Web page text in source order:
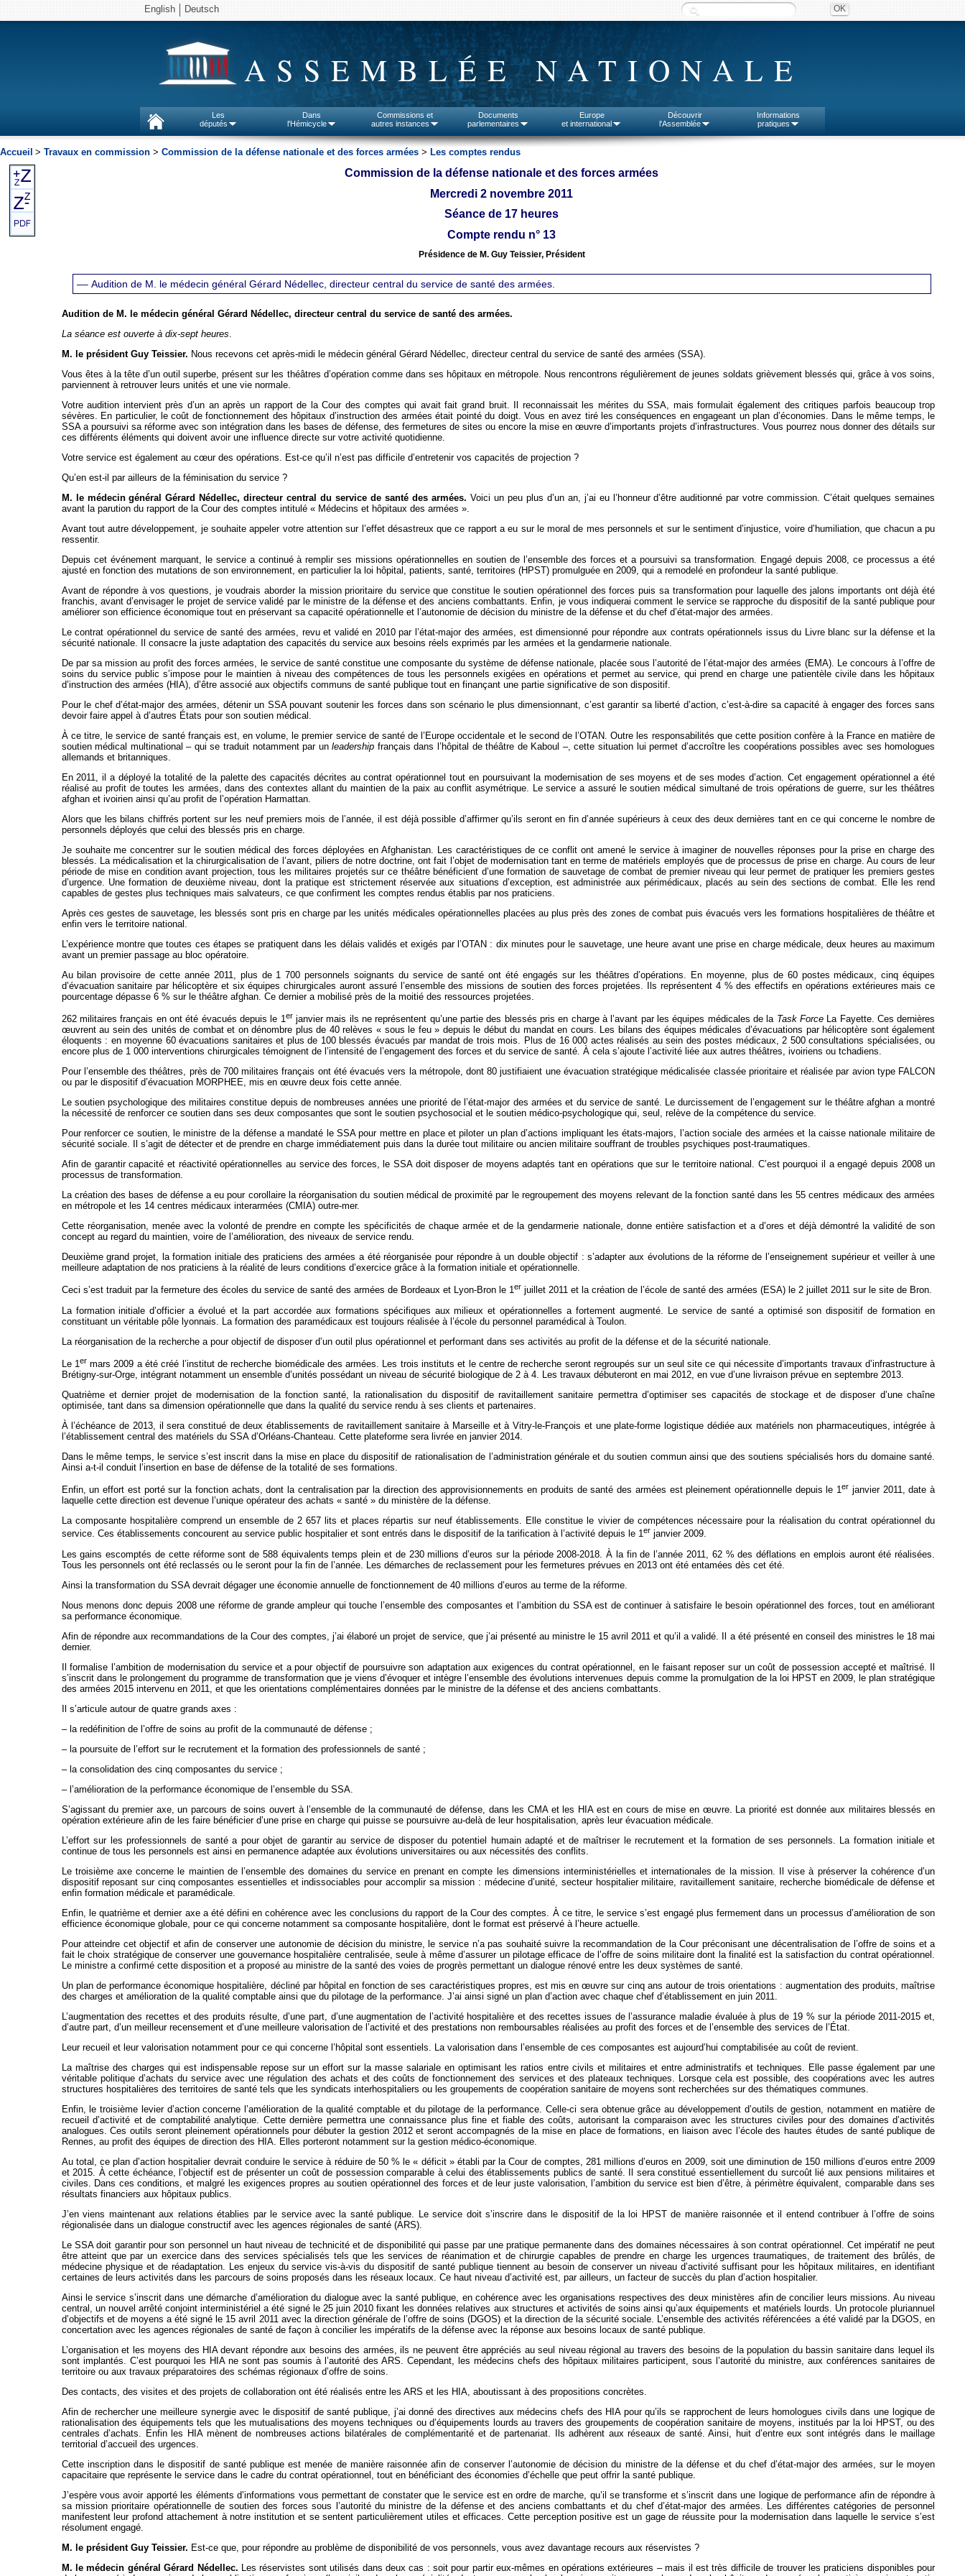
English Deutsch
ASSEMBLÉE NATIONALE
Les
députés
Dans
l'Hémicycle
Commissions et
autres instances
Documents
parlementaires
Europe
et international
Découvrir
l'Assemblée
Informations
pratiques
Accueil > Travaux en commission > Commission de la défense nationale et des forces armées > Les comptes rendus
Commission de la défense nationale et des forces armées
Mercredi 2 novembre 2011
Séance de 17 heures
Compte rendu n° 13
Présidence de M. Guy Teissier, Président
–– Audition de M. le médecin général Gérard Nédellec, directeur central du service de santé des armées.
Audition de M. le médecin général Gérard Nédellec, directeur central du service de santé des armées.
La séance est ouverte à dix-sept heures
M. le président Guy Teissier. Nous recevons cet après-midi le médecin général Gérard Nédellec, directeur central du service de santé des armées (SSA).
Vous êtes à la tête d’un outil superbe, présent sur les théâtres d’opération comme dans ses hôpitaux en métropole. Nous rencontrons régulièrement de jeunes soldats grièvement blessés qui, grâce à vos soins,
parviennent à retrouver leurs unités et une vie normale.
Votre audition intervient près d’un an après un rapport de la Cour des comptes qui avait fait grand bruit. Il reconnaissait les mérites du SSA, mais formulait également des critiques parfois beaucoup trop
sévères. En particulier, le coût de fonctionnement des hôpitaux d’instruction des armées était pointé du doigt. Vous en avez tiré les conséquences en engageant un plan d’économies. Dans le même temps, le
SSA a poursuivi sa réforme avec son intégration dans les bases de défense, des fermetures de sites ou encore la mise en œuvre d’importants projets d’infrastructures. Vous pourrez nous donner des détails sur
ces différents éléments qui doivent avoir une influence directe sur votre activité quotidienne.
Votre service est également au cœur des opérations. Est-ce qu’il n’est pas difficile d’entretenir vos capacités de projection ?
Qu’en est-il par ailleurs de la féminisation du service ?
M. le médecin général Gérard Nédellec, directeur central du service de santé des armées. Voici un peu plus d’un an, j’ai eu l’honneur d’être auditionné par votre commission. C’était quelques semaines
avant la parution du rapport de la Cour des comptes intitulé « Médecins et hôpitaux des armées ».
Avant tout autre développement, je souhaite appeler votre attention sur l’effet désastreux que ce rapport a eu sur le moral de mes personnels et sur le sentiment d’injustice, voire d’humiliation, que chacun a pu
ressentir.
Depuis cet événement marquant, le service a continué à remplir ses missions opérationnelles en soutien de l’ensemble des forces et a poursuivi sa transformation. Engagé depuis 2008, ce processus a été
ajusté en fonction des mutations de son environnement, en particulier la loi hôpital, patients, santé, territoires (HPST) promulguée en 2009, qui a remodelé en profondeur la santé publique.
Avant de répondre à vos questions, je voudrais aborder la mission prioritaire du service que constitue le soutien opérationnel des forces puis sa transformation pour laquelle des jalons importants ont déjà été
franchis, avant d’envisager le projet de service validé par le ministre de la défense et des anciens combattants. Enfin, je vous indiquerai comment le service se rapproche du dispositif de la santé publique pour
améliorer son efficience économique tout en préservant sa capacité opérationnelle et l’autonomie de décision du ministre de la défense et du chef d’état-major des armées.
Le contrat opérationnel du service de santé des armées, revu et validé en 2010 par l’état-major des armées, est dimensionné pour répondre aux contrats opérationnels issus du Livre blanc sur la défense et la
sécurité nationale. Il consacre la juste adaptation des capacités du service aux besoins réels exprimés par les armées et la gendarmerie nationale.
De par sa mission au profit des forces armées, le service de santé constitue une composante du système de défense nationale, placée sous l’autorité de l’état-major des armées (EMA). Le concours à l’offre de
soins du service public s’impose pour le maintien à niveau des compétences de tous les personnels exigées en opérations et permet au service, qui prend en charge une patientèle civile dans les hôpitaux
d’instruction des armées (HIA), d’être associé aux objectifs communs de santé publique tout en finançant une partie significative de son dispositif.
Pour le chef d’état-major des armées, détenir un SSA pouvant soutenir les forces dans son scénario le plus dimensionnant, c’est garantir sa liberté d’action, c’est-à-dire sa capacité à engager des forces sans
devoir faire appel à d’autres États pour son soutien médical.
À ce titre, le service de santé français est, en volume, le premier service de santé de l’Europe occidentale et le second de l’OTAN. Outre les responsabilités que cette position confère à la France en matière de
soutien médical multinational – qui se traduit notamment par unleadership français dans l’hôpital de théâtre de Kaboul –, cette situation lui permet d’accroître les coopérations possibles avec ses homologues
allemands et britanniques.
En 2011, il a déployé la totalité de la palette des capacités décrites au contrat opérationnel tout en poursuivant la modernisation de ses moyens et de ses modes d’action. Cet engagement opérationnel a été
réalisé au profit de toutes les armées, dans des contextes allant du maintien de la paix au conflit asymétrique. Le service a assuré le soutien médical simultané de trois opérations de guerre, sur les théâtres
afghan et ivoirien ainsi qu’au profit de l’opération Harmattan.
Alors que les bilans chiffrés portent sur les neuf premiers mois de l’année, il est déjà possible d’affirmer qu’ils seront en fin d’année supérieurs à ceux des deux dernières tant en ce qui concerne le nombre de
personnels déployés que celui des blessés pris en charge.
Je souhaite me concentrer sur le soutien médical des forces déployées en Afghanistan. Les caractéristiques de ce conflit ont amené le service à imaginer de nouvelles réponses pour la prise en charge des
blessés. La médicalisation et la chirurgicalisation de l’avant, piliers de notre doctrine, ont fait l’objet de modernisation tant en terme de matériels employés que de processus de prise en charge. Au cours de leur
période de mise en condition avant projection, tous les militaires projetés sur ce théâtre bénéficient d’une formation de sauvetage de combat de premier niveau qui leur permet de pratiquer les premiers gestes
d’urgence. Une formation de deuxième niveau, dont la pratique est strictement réservée aux situations d’exception, est administrée aux périmédicaux, placés au sein des sections de combat. Elle les rend
capables de gestes plus techniques mais salvateurs, ce que confirment les comptes rendus établis par nos praticiens.
Après ces gestes de sauvetage, les blessés sont pris en charge par les unités médicales opérationnelles placées au plus près des zones de combat puis évacués vers les formations hospitalières de théâtre et
enfin vers le territoire national.
L’expérience montre que toutes ces étapes se pratiquent dans les délais validés et exigés par l’OTAN : dix minutes pour le sauvetage, une heure avant une prise en charge médicale, deux heures au maximum
avant un premier passage au bloc opératoire.
Au bilan provisoire de cette année 2011, plus de 1 700 personnels soignants du service de santé ont été engagés sur les théâtres d’opérations. En moyenne, plus de 60 postes médicaux, cinq équipes
d’évacuation sanitaire par hélicoptère et six équipes chirurgicales auront assuré l’ensemble des missions de soutien des forces projetées. Ils représentent 4 % des effectifs en opérations extérieures mais ce
pourcentage dépasse 6 % sur le théâtre afghan. Ce dernier a mobilisé près de la moitié des ressources projetées.
262 militaires français en ont été évacués depuis le 1er janvier mais ils ne représentent qu’une partie des blessés pris en charge à l’avant par les équipes médicales de la Task ForceLa Fayette. Ces dernières
œuvrent au sein des unités de combat et on dénombre plus de 40 relèves « sous le feu » depuis le début du mandat en cours. Les bilans des équipes médicales d’évacuations par hélicoptère sont également
éloquents : en moyenne 60 évacuations sanitaires et plus de 100 blessés évacués par mandat de trois mois. Plus de 16 000 actes réalisés au sein des postes médicaux, 2 500 consultations spécialisées, ou
encore plus de 1 000 interventions chirurgicales témoignent de l’intensité de l’engagement des forces et du service de santé. À cela s’ajoute l’activité liée aux autres théâtres, ivoiriens ou tchadiens.
Pour l’ensemble des théâtres, près de 700 militaires français ont été évacués vers la métropole, dont 80 justifiaient une évacuation stratégique médicalisée classée prioritaire et réalisée par avion type FALCON
ou par le dispositif d’évacuation MORPHEE, mis en œuvre deux fois cette année.
Le soutien psychologique des militaires constitue depuis de nombreuses années une priorité de l’état-major des armées et du service de santé. Le durcissement de l’engagement sur le théâtre afghan a montré
la nécessité de renforcer ce soutien dans ses deux composantes que sont le soutien psychosocial et le soutien médico-psychologique qui, seul, relève de la compétence du service.
Pour renforcer ce soutien, le ministre de la défense a mandaté le SSA pour mettre en place et piloter un plan d’actions impliquant les états-majors, l’action sociale des armées et la caisse nationale militaire de
sécurité sociale. Il s’agit de détecter et de prendre en charge immédiatement puis dans la durée tout militaire ou ancien militaire souffrant de troubles psychiques post-traumatiques.
Afin de garantir capacité et réactivité opérationnelles au service des forces, le SSA doit disposer de moyens adaptés tant en opérations que sur le territoire national. C’est pourquoi il a engagé depuis 2008 un
processus de transformation.
La création des bases de défense a eu pour corollaire la réorganisation du soutien médical de proximité par le regroupement des moyens relevant de la fonction santé dans les 55 centres médicaux des armées
en métropole et les 14 centres médicaux interarmées (CMIA) outre-mer.
Cette réorganisation, menée avec la volonté de prendre en compte les spécificités de chaque armée et de la gendarmerie nationale, donne entière satisfaction et a d’ores et déjà démontré la validité de son
concept au regard du maintien, voire de l’amélioration, des niveaux de service rendu.
Deuxième grand projet, la formation initiale des praticiens des armées a été réorganisée pour répondre à un double objectif : s’adapter aux évolutions de la réforme de l’enseignement supérieur et veiller à une
meilleure adaptation de nos praticiens à la réalité de leurs conditions d’exercice grâce à la formation initiale et opérationnelle.
Ceci s’est traduit par la fermeture des écoles du service de santé des armées de Bordeaux et Lyon-Bron le 1er juillet 2011 et la création de l’école de santé des armées (ESA) le 2 juillet 2011 sur le site de Bron.
La formation initiale d’officier a évolué et la part accordée aux formations spécifiques aux milieux et opérationnelles a fortement augmenté. Le service de santé a optimisé son dispositif de formation en
constituant un véritable pôle lyonnais. La formation des paramédicaux est toujours réalisée à l’école du personnel paramédical à Toulon.
La réorganisation de la recherche a pour objectif de disposer d’un outil plus opérationnel et performant dans ses activités au profit de la défense et de la sécurité nationale.
Le 1 er mars 2009 a été créé l’institut de recherche biomédicale des armées. Les trois instituts et le centre de recherche seront regroupés sur un seul site ce qui nécessite d’importants travaux d’infrastructure à
Brétigny-sur-Orge, intégrant notamment un ensemble d’unités possédant un niveau de sécurité biologique de 2 à 4. Les travaux débuteront en mai 2012, en vue d’une livraison prévue en septembre 2013.
Quatrième et dernier projet de modernisation de la fonction santé, la rationalisation du dispositif de ravitaillement sanitaire permettra d’optimiser ses capacités de stockage et de disposer d’une chaîne
optimisée, tant dans sa dimension opérationnelle que dans la qualité du service rendu à ses clients et partenaires.
À l’échéance de 2013, il sera constitué de deux établissements de ravitaillement sanitaire à Marseille et à Vitry-le-François et une plate-forme logistique dédiée aux matériels non pharmaceutiques, intégrée à
l’établissement central des matériels du SSA d’Orléans-Chanteau. Cette plateforme sera livrée en janvier 2014.
Dans le même temps, le service s’est inscrit dans la mise en place du dispositif de rationalisation de l’administration générale et du soutien commun ainsi que des soutiens spécialisés hors du domaine santé.
Ainsi a-t-il conduit l’insertion en base de défense de la totalité de ses formations.
Enfin, un effort est porté sur la fonction achats, dont la centralisation par la direction des approvisionnements en produits de santé des armées est pleinement opérationnelle depuis le 1er janvier 2011, date à
laquelle cette direction est devenue l’unique opérateur des achats « santé » du ministère de la défense.
La composante hospitalière comprend un ensemble de 2 657 lits et places répartis sur neuf établissements. Elle constitue le vivier de compétences nécessaire pour la réalisation du contrat opérationnel du
service. Ces établissements concourent au service public hospitalier et sont entrés dans le dispositif de la tarification à l’activité depuis le 1er janvier 2009.
Les gains escomptés de cette réforme sont de 588 équivalents temps plein et de 230 millions d’euros sur la période 2008-2018. À la fin de l’année 2011, 62 % des déflations en emplois auront été réalisées.
Tous les personnels ont été reclassés ou le seront pour la fin de l’année. Les démarches de reclassement pour les fermetures prévues en 2013 ont été entamées dès cet été.
Ainsi la transformation du SSA devrait dégager une économie annuelle de fonctionnement de 40 millions d’euros au terme de la réforme.
Nous menons donc depuis 2008 une réforme de grande ampleur qui touche l’ensemble des composantes et l’ambition du SSA est de continuer à satisfaire le besoin opérationnel des forces, tout en améliorant
sa performance économique.
Afin de répondre aux recommandations de la Cour des comptes, j’ai élaboré un projet de service, que j’ai présenté au ministre le 15 avril 2011 et qu’il a validé. Il a été présenté en conseil des ministres le 18 mai
dernier.
Il formalise l’ambition de modernisation du service et a pour objectif de poursuivre son adaptation aux exigences du contrat opérationnel, en le faisant reposer sur un coût de possession accepté et maîtrisé. Il
s’inscrit dans le prolongement du programme de transformation que je viens d’évoquer et intègre l’ensemble des évolutions intervenues depuis comme la promulgation de la loi HPST en 2009, le plan stratégique
des armées 2015 intervenu en 2011, et que les orientations complémentaires données par le ministre de la défense et des anciens combattants.
Il s’articule autour de quatre grands axes :
– la redéfinition de l’offre de soins au profit de la communauté de défense ;
– la poursuite de l’effort sur le recrutement et la formation des professionnels de santé ;
– la consolidation des cinq composantes du service ;
– l’amélioration de la performance économique de l’ensemble du SSA.
S’agissant du premier axe, un parcours de soins ouvert à l’ensemble de la communauté de défense, dans les CMA et les HIA est en cours de mise en œuvre. La priorité est donnée aux militaires blessés en
opération extérieure afin de les faire bénéficier d’une prise en charge qui puisse se poursuivre au-delà de leur hospitalisation, après leur évacuation médicale.
L’effort sur les professionnels de santé a pour objet de garantir au service de disposer du potentiel humain adapté et de maîtriser le recrutement et la formation de ses personnels. La formation initiale et
continue de tous les personnels est ainsi en permanence adaptée aux évolutions universitaires ou aux nécessités des conflits.
Le troisième axe concerne le maintien de l’ensemble des domaines du service en prenant en compte les dimensions interministérielles et internationales de la mission. Il vise à préserver la cohérence d’un
dispositif reposant sur cinq composantes essentielles et indissociables pour accomplir sa mission : médecine d’unité, secteur hospitalier militaire, ravitaillement sanitaire, recherche biomédicale de défense et
enfin formation médicale et paramédicale.
Enfin, le quatrième et dernier axe a été défini en cohérence avec les conclusions du rapport de la Cour des comptes. À ce titre, le service s’est engagé plus fermement dans un processus d’amélioration de son
efficience économique globale, pour ce qui concerne notamment sa composante hospitalière, dont le format est préservé à l’heure actuelle.
Pour atteindre cet objectif et afin de conserver une autonomie de décision du ministre, le service n’a pas souhaité suivre la recommandation de la Cour préconisant une décentralisation de l’offre de soins et a
fait le choix stratégique de conserver une gouvernance hospitalière centralisée, seule à même d’assurer un pilotage efficace de l’offre de soins militaire dont la finalité est la satisfaction du contrat opérationnel.
Le ministre a confirmé cette disposition et a proposé au ministre de la santé des voies de progrès permettant un dialogue rénové entre les deux systèmes de santé.
Un plan de performance économique hospitalière, décliné par hôpital en fonction de ses caractéristiques propres, est mis en œuvre sur cinq ans autour de trois orientations : augmentation des produits, maîtrise
des charges et amélioration de la qualité comptable ainsi que du pilotage de la performance. J’ai ainsi signé un plan d’action avec chaque chef d’établissement en juin 2011.
L’augmentation des recettes et des produits résulte, d’une part, d’une augmentation de l’activité hospitalière et des recettes issues de l’assurance maladie évaluée à plus de 19 % sur la période 2011-2015 et,
d’autre part, d’un meilleur recensement et d’une meilleure valorisation de l’activité et des prestations non remboursables réalisées au profit des forces et de l’ensemble des services de l’État.
Leur recueil et leur valorisation notamment pour ce qui concerne l’hôpital sont essentiels. La valorisation dans l’ensemble de ces composantes est aujourd’hui comptabilisée au coût de revient.
La maîtrise des charges qui est indispensable repose sur un effort sur la masse salariale en optimisant les ratios entre civils et militaires et entre administratifs et techniques. Elle passe également par une
véritable politique d’achats du service avec une régulation des achats et des coûts de fonctionnement des services et des plateaux techniques. Lorsque cela est possible, des coopérations avec les autres
structures hospitalières des territoires de santé tels que les syndicats interhospitaliers ou les groupements de coopération sanitaire de moyens sont recherchées sur des thématiques communes.
Enfin, le troisième levier d’action concerne l’amélioration de la qualité comptable et du pilotage de la performance. Celle-ci sera obtenue grâce au développement d’outils de gestion, notamment en matière de
recueil d’activité et de comptabilité analytique. Cette dernière permettra une connaissance plus fine et fiable des coûts, autorisant la comparaison avec les structures civiles pour des domaines d’activités
analogues. Ces outils seront pleinement opérationnels pour débuter la gestion 2012 et seront accompagnés de la mise en place de formations, en liaison avec l’école des hautes études de santé publique de
Rennes, au profit des équipes de direction des HIA. Elles porteront notamment sur la gestion médico-économique.
Au total, ce plan d’action hospitalier devrait conduire le service à réduire de 50 % le « déficit » établi par la Cour de comptes, 281 millions d’euros en 2009, soit une diminution de 150 millions d’euros entre 2009
et 2015. À cette échéance, l’objectif est de présenter un coût de possession comparable à celui des établissements publics de santé. Il sera constitué essentiellement du surcoût lié aux pensions militaires et
civiles. Dans ces conditions, et malgré les exigences propres au soutien opérationnel des forces et de leur juste valorisation, l’ambition du service est bien d’être, à périmètre équivalent, comparable dans ses
résultats financiers aux hôpitaux publics.
J’en viens maintenant aux relations établies par le service avec la santé publique. Le service doit s’inscrire dans le dispositif de la loi HPST de manière raisonnée et il entend contribuer à l’offre de soins
régionalisée dans un dialogue constructif avec les agences régionales de santé (ARS).
Le SSA doit garantir pour son personnel un haut niveau de technicité et de disponibilité qui passe par une pratique permanente dans des domaines nécessaires à son contrat opérationnel. Cet impératif ne peut
être atteint que par un exercice dans des services spécialisés tels que les services de réanimation et de chirurgie capables de prendre en charge les urgences traumatiques, de traitement des brûlés, de
médecine physique et de réadaptation. Les enjeux du service vis-à-vis du dispositif de santé publique tiennent au besoin de conserver un niveau d’activité suffisant pour les hôpitaux militaires, en identifiant
certaines de leurs activités dans les parcours de soins proposés dans les réseaux locaux. Ce haut niveau d’activité est, par ailleurs, un facteur de succès du plan d’action hospitalier.
Ainsi le service s’inscrit dans une démarche d’amélioration du dialogue avec la santé publique, en cohérence avec les organisations respectives des deux ministères afin de concilier leurs missions. Au niveau
central, un nouvel arrêté conjoint interministériel a été signé le 25 juin 2010 fixant les données relatives aux structures et activités de soins ainsi qu’aux équipements et matériels lourds. Un protocole pluriannuel
d’objectifs et de moyens a été signé le 15 avril 2011 avec la direction générale de l’offre de soins (DGOS) et la direction de la sécurité sociale. L’ensemble des activités référencées a été validé par la DGOS, en
concertation avec les agences régionales de santé de façon à concilier les impératifs de la défense avec la réponse aux besoins locaux de santé publique.
L’organisation et les moyens des HIA devant répondre aux besoins des armées, ils ne peuvent être appréciés au seul niveau régional au travers des besoins de la population du bassin sanitaire dans lequel ils
sont implantés. C’est pourquoi les HIA ne sont pas soumis à l’autorité des ARS. Cependant, les médecins chefs des hôpitaux militaires participent, sous l’autorité du ministre, aux conférences sanitaires de
territoire ou aux travaux préparatoires des schémas régionaux d’offre de soins.
Des contacts, des visites et des projets de collaboration ont été réalisés entre les ARS et les HIA, aboutissant à des propositions concrètes.
Afin de rechercher une meilleure synergie avec le dispositif de santé publique, j’ai donné des directives aux médecins chefs des HIA pour qu’ils se rapprochent de leurs homologues civils dans une logique de
rationalisation des équipements tels que les mutualisations des moyens techniques ou d’équipements lourds au travers des groupements de coopération sanitaire de moyens, institués par la loi HPST, ou des
centrales d’achats. Enfin les HIA mènent de nombreuses actions bilatérales de complémentarité et de partenariat. Ils adhèrent aux réseaux de santé. Ainsi, huit d’entre eux sont intégrés dans le maillage
territorial d’accueil des urgences.
Cette inscription dans le dispositif de santé publique est menée de manière raisonnée afin de conserver l’autonomie de décision du ministre de la défense et du chef d’état-major des armées, sur le moyen
capacitaire que représente le service dans le cadre du contrat opérationnel, tout en bénéficiant des économies d’échelle que peut offrir la santé publique.
J’espère vous avoir apporté les éléments d’informations vous permettant de constater que le service est en ordre de marche, qu’il se transforme et s’inscrit dans une logique de performance afin de répondre à
sa mission prioritaire opérationnelle de soutien des forces sous l’autorité du ministre de la défense et des anciens combattants et du chef d’état-major des armées. Les différentes catégories de personnel
manifestent leur profond attachement à notre institution et se sentent particulièrement utiles et efficaces. Cette perception positive est un gage de réussite pour la modernisation dans laquelle le service s’est
résolument engagé.
M. le président Guy Teissier. Est-ce que, pour répondre au problème de disponibilité de vos personnels, vous avez davantage recours aux réservistes ?
M. le médecin général Gérard Nédellec. Les réservistes sont utilisés dans deux cas : soit pour partir eux-mêmes en opérations extérieures – mais il est très difficile de trouver les praticiens disponibles pour